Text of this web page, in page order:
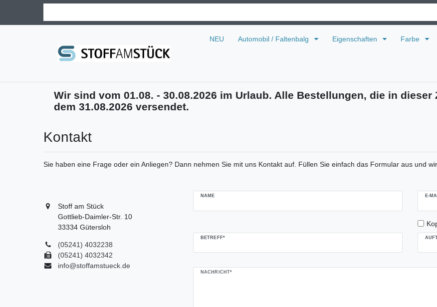
NEU Automobil / Faltenbalg Eigenschaften Farbe
Wir sind vom 01.08. - 30.08.2026 im Urlaub. Alle Bestellungen, die in
dem 31.08.2026 versendet.
Kontakt
Sie haben eine Frage oder ein Anliegen? Dann nehmen Sie mit uns Kontakt auf. Füllen Sie einfach das Formular aus und
Stoff am Stück
Gottlieb-Daimler-Str. 10
33334 Gütersloh
(05241) 4032238
(05241) 4032342
info@stoffamstueck.de
NAME E-
BETREFF*
NACHRICHT*
Ceres::Template.mailFormHoneypotLabel